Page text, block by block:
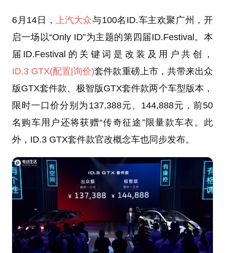
6月14日， 上汽大众与100名ID.车主欢聚广州，开
启一场以“Only ID”为主题的第四届ID.Festival。本
届ID.Festival的关键词是改装及用户共创，
ID.3 GTX(配置|询价)套件款重磅上市，共带来出众
版GTX套件款、极智版GTX套件款两个车型版本，
限时一口价分别为137,388元、144,888元，前50
名购车用户还将获赠“传奇征途”限量款车衣。此
外，ID.3 GTX套件款官改概念车也同步发布。